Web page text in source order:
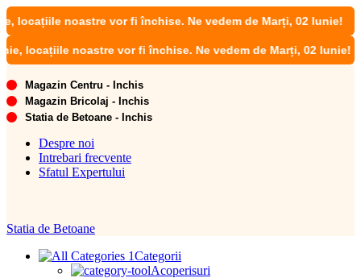
noastre vor fi închise. Ne vedem de Marți, 02 Iunie!
noastre vor fi închise. Ne vedem de Marți, 02 Iunie!
Magazin Centru - Inchis
Magazin Bricolaj - Inchis
Statia de Betoane - Inchis
Despre noi
Intrebari frecvente
Sfatul Expertului
Statia de Betoane
Categorii
Acoperisuri